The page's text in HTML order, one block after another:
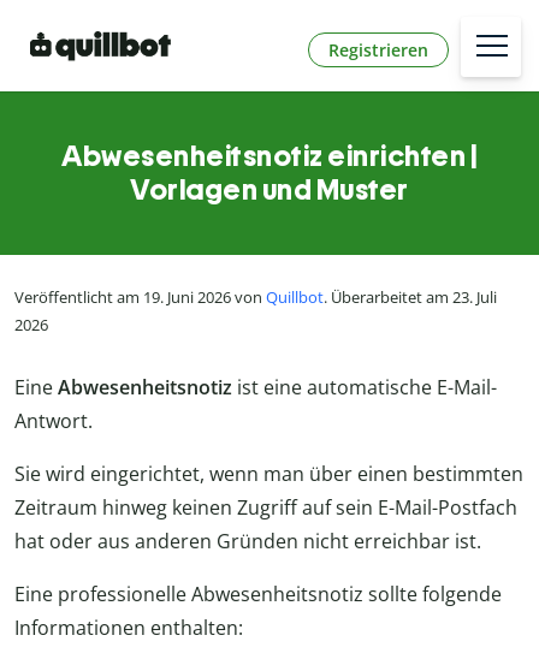
Registrieren
Abwesenheitsnotiz einrichten |
Vorlagen und Muster
Veröffentlicht am 19. Juni 2026 von Quillbot. Überarbeitet am 23. Juli
2026
EineAbwesenheitsnotiz ist eine automatische E-Mail-
Antwort.
Sie wird eingerichtet, wenn man über einen bestimmten
Zeitraum hinweg keinen Zugriff auf sein E-Mail-Postfach
hat oder aus anderen Gründen nicht erreichbar ist.
Eine professionelle Abwesenheitsnotiz sollte folgende
Informationen enthalten: